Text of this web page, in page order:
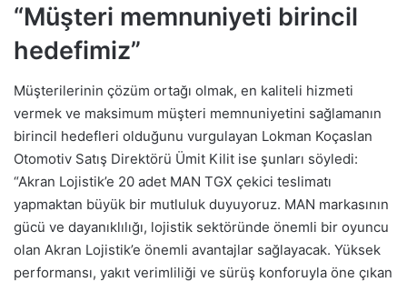
“Müşteri memnuniyeti birincil
hedefimiz”
Müşterilerinin çözüm ortağı olmak, en kaliteli hizmeti
vermek ve maksimum müşteri memnuniyetini sağlamanın
birincil hedefleri olduğunu vurgulayan Lokman Koçaslan
Otomotiv Satış Direktörü Ümit Kilit ise şunları söyledi:
“Akran Lojistik’e 20 adet MAN TGX çekici teslimatı
yapmaktan büyük bir mutluluk duyuyoruz. MAN markasının
gücü ve dayanıklılığı, lojistik sektöründe önemli bir oyuncu
olan Akran Lojistik’e önemli avantajlar sağlayacak. Yüksek
performansı, yakıt verimliliği ve sürüş konforuyla öne çıkan